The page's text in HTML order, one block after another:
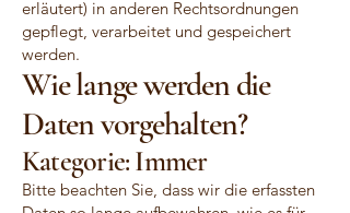
erläutert) in anderen Rechtsordnungen
gepflegt, verarbeitet und gespeichert
werden.
Wie lange werden die
Daten vorgehalten?
Kategorie: Immer
Bitte beachten Sie, dass wir die erfassten